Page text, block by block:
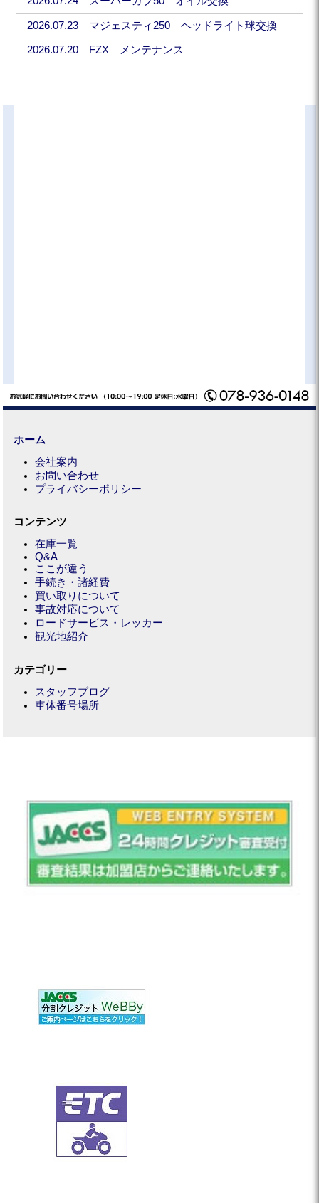
2026.07.23 マジェスティ250 ヘッドライト球交換
2026.07.20 FZX メンテナンス
ホーム
会社案内
お問い合わせ
プライバシーポリシー
コンテンツ
在庫一覧
Q&A
ここが違う
手続き・諸経費
買い取りについて
事故対応について
ロードサービス・レッカー
観光地紹介
カテゴリー
スタッフブログ
車体番号場所